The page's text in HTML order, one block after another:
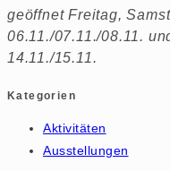
geöffnet Freitag,
06.11./07.11./08.11.
14.11./15.11.
Kategorien
Aktivitäten
Ausstellungen